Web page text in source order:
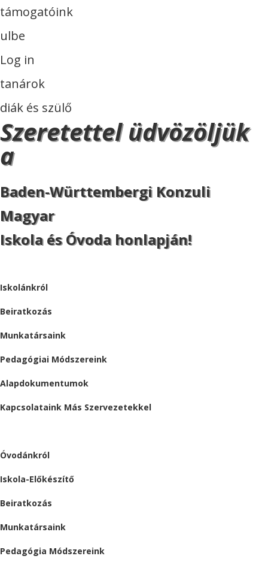
támogatóink
ulbe
Log in
tanárok
diák és szülő
Szeretettel üdvözöljük
a
Baden-Württembergi Konzuli
Magyar
Iskola és Óvoda honlapján!
Iskolánkról
Beiratkozás
Munkatársaink
Pedagógiai Módszereink
Alapdokumentumok
Kapcsolataink Más Szervezetekkel
Óvodánkról
Iskola-Előkészítő
Beiratkozás
Munkatársaink
Pedagógia Módszereink